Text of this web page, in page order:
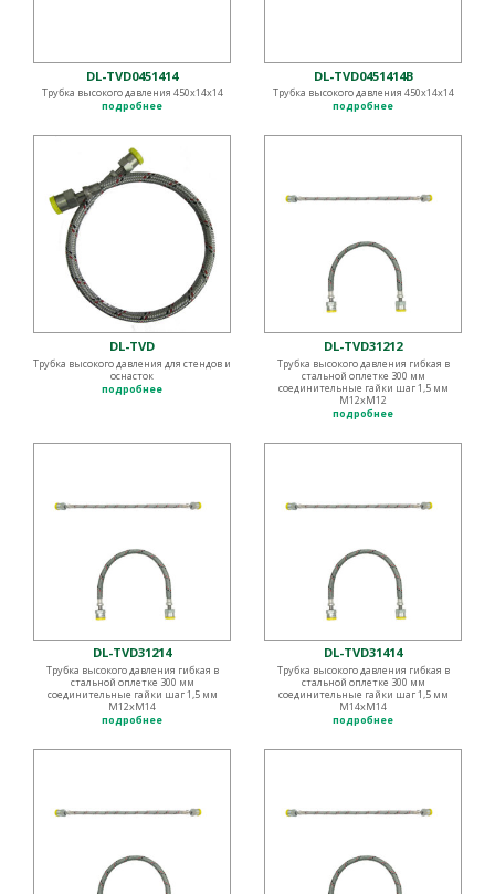
DL-TVD0451414
Трубка высокого давления 450х14x14
подробнее
DL-TVD0451414B
Трубка высокого давления 450х14x14
подробнее
DL-TVD
Трубка высокого давления для стендов и
оснасток
подробнее
DL-TVD31212
Трубка высокого давления гибкая в
стальной оплетке 300 мм
соединительные гайки шаг 1,5 мм
М12хМ12
подробнее
DL-TVD31214
Трубка высокого давления гибкая в
стальной оплетке 300 мм
соединительные гайки шаг 1,5 мм
М12хМ14
подробнее
DL-TVD31414
Трубка высокого давления гибкая в
стальной оплетке 300 мм
соединительные гайки шаг 1,5 мм
М14хМ14
подробнее